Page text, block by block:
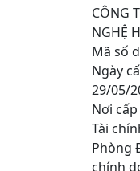
CÔNG
NGHỆ
Mã số
Ngày
29/05/
Nơi
Tài
Phòng
chính